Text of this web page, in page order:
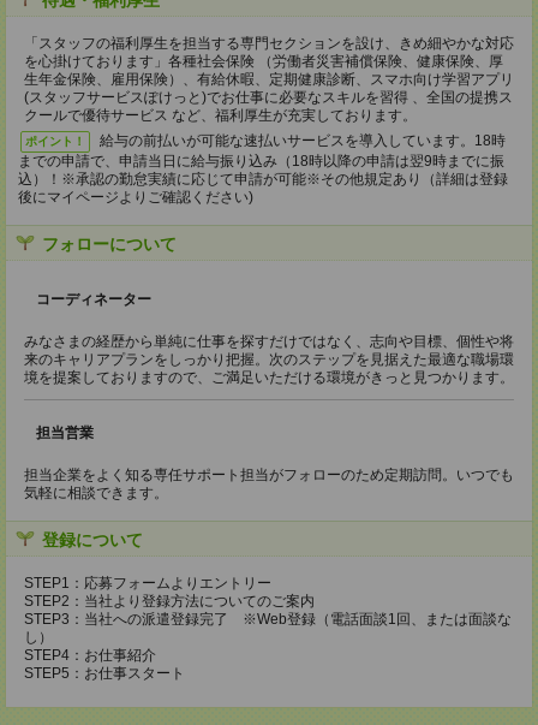
「スタッフの福利厚生を担当する専門セクションを設け、きめ細やかな対応
を心掛けております」各種社会保険 （労働者災害補償保険、健康保険、厚
生年金保険、雇用保険）、有給休暇、定期健康診断、スマホ向け学習アプリ
(スタッフサービスぽけっと)でお仕事に必要なスキルを習得 、全国の提携ス
クールで優待サービス など、福利厚生が充実しております。
ポイント！
給与の前払いが可能な速払いサービスを導入しています。18時
までの申請で、申請当日に給与振り込み（18時以降の申請は翌9時までに振
込）！※承認の勤怠実績に応じて申請が可能※その他規定あり（詳細は登録
後にマイページよりご確認ください)
フォローについて
コーディネーター
みなさまの経歴から単純に仕事を探すだけではなく、志向や目標、個性や将
来のキャリアプランをしっかり把握。次のステップを見据えた最適な職場環
境を提案しておりますので、ご満足いただける環境がきっと見つかります。
担当営業
担当企業をよく知る専任サポート担当がフォローのため定期訪問。いつでも
気軽に相談できます。
登録について
STEP1：応募フォームよりエントリー
STEP2：当社より登録方法についてのご案内
STEP3：当社への派遣登録完了 ※Web登録（電話面談1回、または面談な
し）
STEP4：お仕事紹介
STEP5：お仕事スタート